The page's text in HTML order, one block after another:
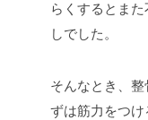
らくするとま
しでした。
そんなとき、
ずは筋力をつ